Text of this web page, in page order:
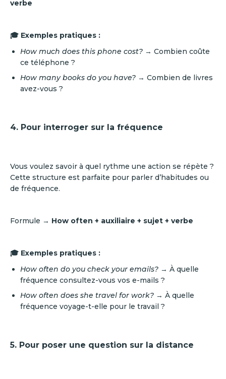
verbe
🎓 Exemples pratiques :
How much does this phone cost? → Combien coûte
ce téléphone ?
How many books do you have? → Combien de livres
avez-vous ?
4. Pour interroger sur la fréquence
Vous voulez savoir à quel rythme une action se répète ?
Cette structure est parfaite pour parler d’habitudes ou
de fréquence.
Formule → How often + auxiliaire + sujet + verbe
🎓 Exemples pratiques :
How often do you check your emails? → À quelle
fréquence consultez-vous vos e-mails ?
How often does she travel for work? → À quelle
fréquence voyage-t-elle pour le travail ?
5. Pour poser une question sur la distance